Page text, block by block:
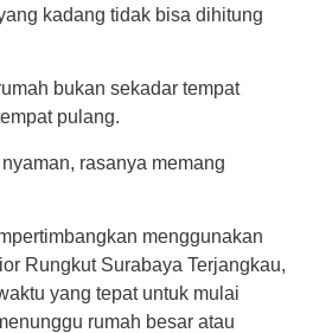
kadang tidak bisa dihitung
bukan sekadar tempat
pulang.
rasanya memang
menggunakan
Rungkut Surabaya Terjangkau,
yang tepat untuk mulai
rumah besar atau